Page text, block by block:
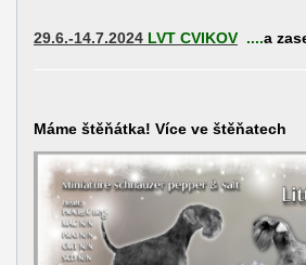
29.6.-14.7.2024 LVT CVIKOV....a
Máme štěňátka! Více ve štěňatech